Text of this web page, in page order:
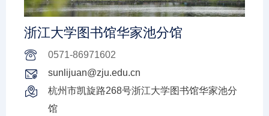
浙江大学图书馆华家池分馆
0571-86971602
sunlijuan@zju.edu.cn
杭州市凯旋路268号浙江大学图书馆华家池分
馆